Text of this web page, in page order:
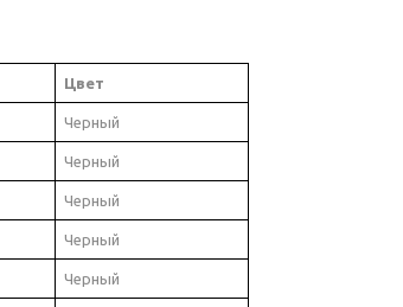
Цвет
Черный
Черный
Черный
Черный
Черный